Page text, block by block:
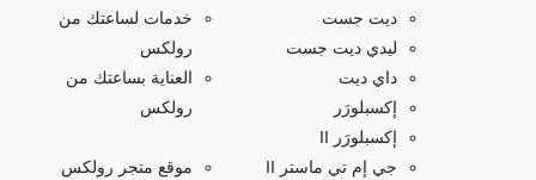
ديت جست
ليدي ديت جست
داي ديت
إكسبلورَر
إكسبلورَر II
جي إم تي ماستر II
خدمات لساعتك من
رولكس
العناية بساعتك من
رولكس
موقع متجر رولكس